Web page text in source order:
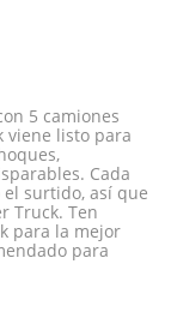
5 camiones
viene listo para
Cada
surtido, así que
Truck. Ten
para la mejor
para